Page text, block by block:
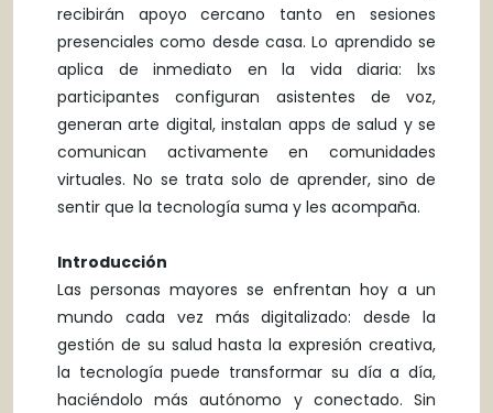
recibirán apoyo cercano tanto en sesiones
presenciales como desde casa. Lo aprendido se
aplica de inmediato en la vida diaria: lxs
participantes configuran asistentes de voz,
generan arte digital, instalan apps de salud y se
comunican activamente en comunidades
virtuales. No se trata solo de aprender, sino de
sentir que la tecnología suma y les acompaña.
Introducción
Las personas mayores se enfrentan hoy a un
mundo cada vez más digitalizado: desde la
gestión de su salud hasta la expresión creativa,
la tecnología puede transformar su día a día,
haciéndolo más autónomo y conectado. Sin